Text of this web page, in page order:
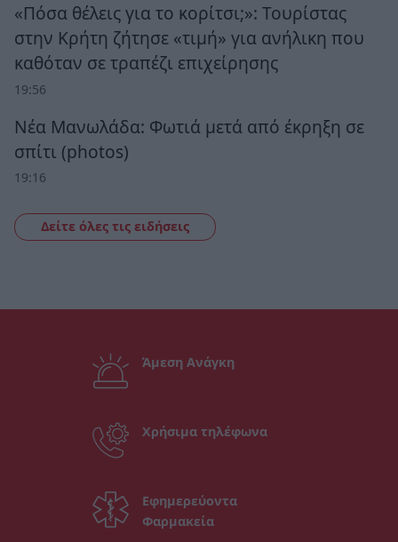
«Πόσα θέλεις για το κορίτσι;»: Τουρίστας
στην Κρήτη ζήτησε «τιμή» για ανήλικη που
καθόταν σε τραπέζι επιχείρησης
19:56
Νέα Μανωλάδα: Φωτιά μετά από έκρηξη σε
σπίτι (photos)
19:16
Δείτε όλες τις ειδήσεις
Άμεση Ανάγκη
Χρήσιμα τηλέφωνα
Εφημερεύοντα
Φαρμακεία